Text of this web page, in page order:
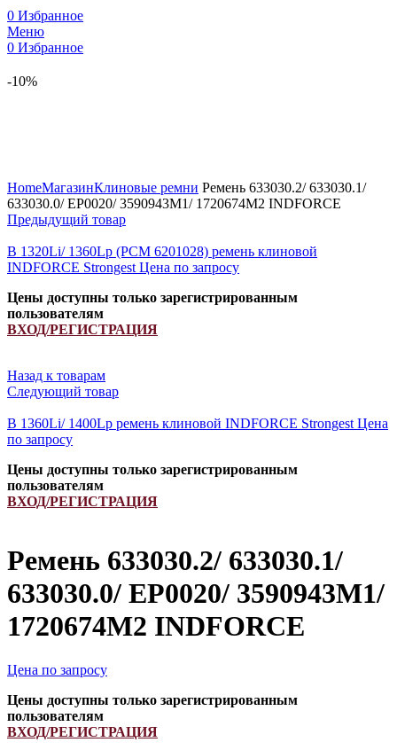
0 Избранное
Меню
0 Избранное
-10%
HomeМагазинКлиновые ремни Ремень 633030.2/ 633030.1/
633030.0/ EP0020/ 3590943M1/ 1720674M2 INDFORCE
Предыдущий товар
B 1320Li/ 1360Lp (РСМ 6201028) ремень клиновой
INDFORCE Strongest Цена по запросу
Цены доступны только зарегистрированным
пользователям
ВХОД/РЕГИСТРАЦИЯ
Назад к товарам
Следующий товар
B 1360Li/ 1400Lp ремень клиновой INDFORCE Strongest Цена
по запросу
Цены доступны только зарегистрированным
пользователям
ВХОД/РЕГИСТРАЦИЯ
Ремень 633030.2/ 633030.1/
633030.0/ EP0020/ 3590943M1/
1720674M2 INDFORCE
Цена по запросу
Цены доступны только зарегистрированным
пользователям
ВХОД/РЕГИСТРАЦИЯ